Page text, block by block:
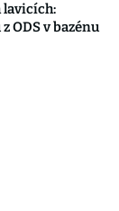
lavicích:
ODS v bazénu